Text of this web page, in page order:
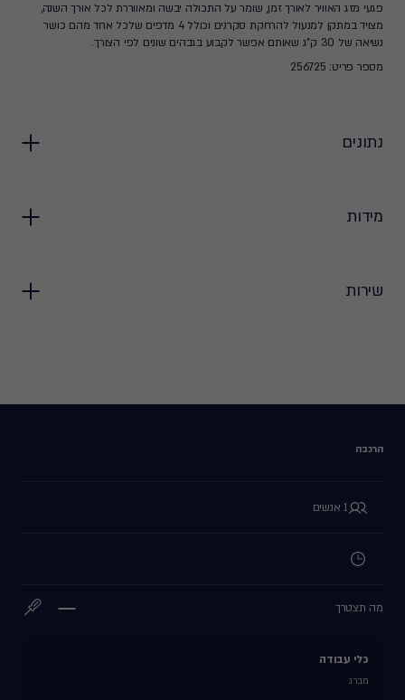
פגעי מזג האוויר לאורך זמן, שומר על התכולה יבשה ומאווררת לכל אורך השנה,
מצויד במתקן למנעול להרחקת סקרנים וכולל 4 מדפים שלכל אחד מהם כושר
נשיאה של 30 ק"ג שאותם אפשר לקבוע בגבהים שונים לפי הצורך.
מספר פריט: 256725
נתונים
מידות
שירות
הרכבה
1 אנשים
מה תצטרך
כלי עבודה
מברג